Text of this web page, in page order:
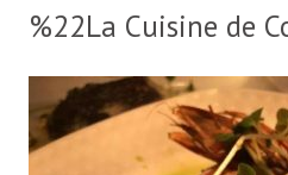
%22La Cuisine de